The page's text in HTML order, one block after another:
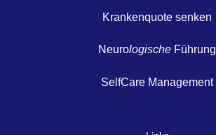
Krankenquote senken
Neurologische Führung
SelfCare Management